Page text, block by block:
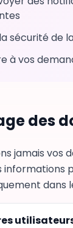
sécurité de
à vos
des
jamais vos
informations
dans